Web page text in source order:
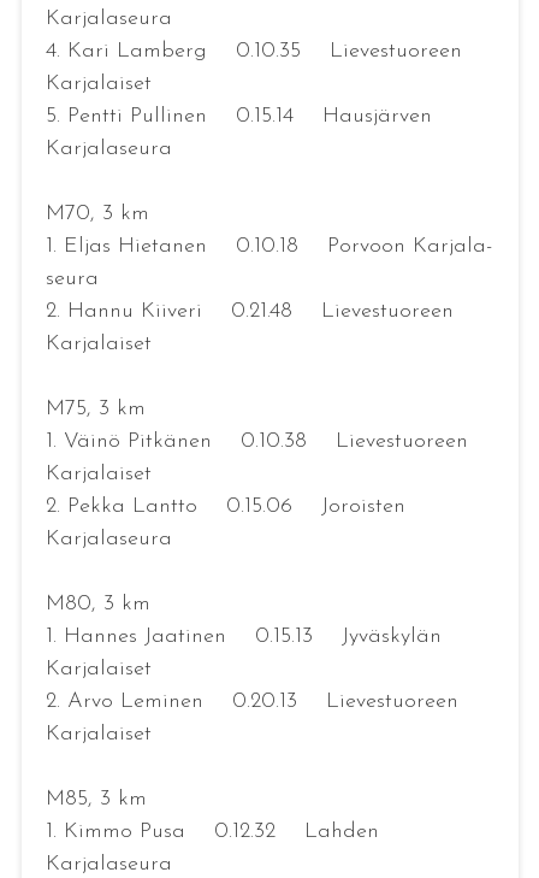
Karjalaseura
4. Kari Lamberg 0.10.35 Lievestuoreen
Karjalaiset
5. Pentti Pullinen 0.15.14 Hausjärven
Karjalaseura
M70, 3 km
1. Eljas Hietanen 0.10.18 Porvoon Karjala-
seura
2. Hannu Kiiveri 0.21.48 Lievestuoreen
Karjalaiset
M75, 3 km
1. Väinö Pitkänen 0.10.38 Lievestuoreen
Karjalaiset
2. Pekka Lantto 0.15.06 Joroisten
Karjalaseura
M80, 3 km
1. Hannes Jaatinen 0.15.13 Jyväskylän
Karjalaiset
2. Arvo Leminen 0.20.13 Lievestuoreen
Karjalaiset
M85, 3 km
1. Kimmo Pusa 0.12.32 Lahden
Karjalaseura